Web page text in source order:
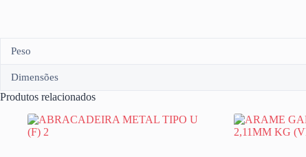
Peso
Dimensões
Produtos relacionados